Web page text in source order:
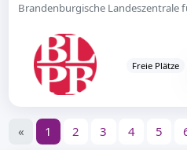
Brandenburgische Landeszentrale
Freie Plätze
« 1 2 3 4 5